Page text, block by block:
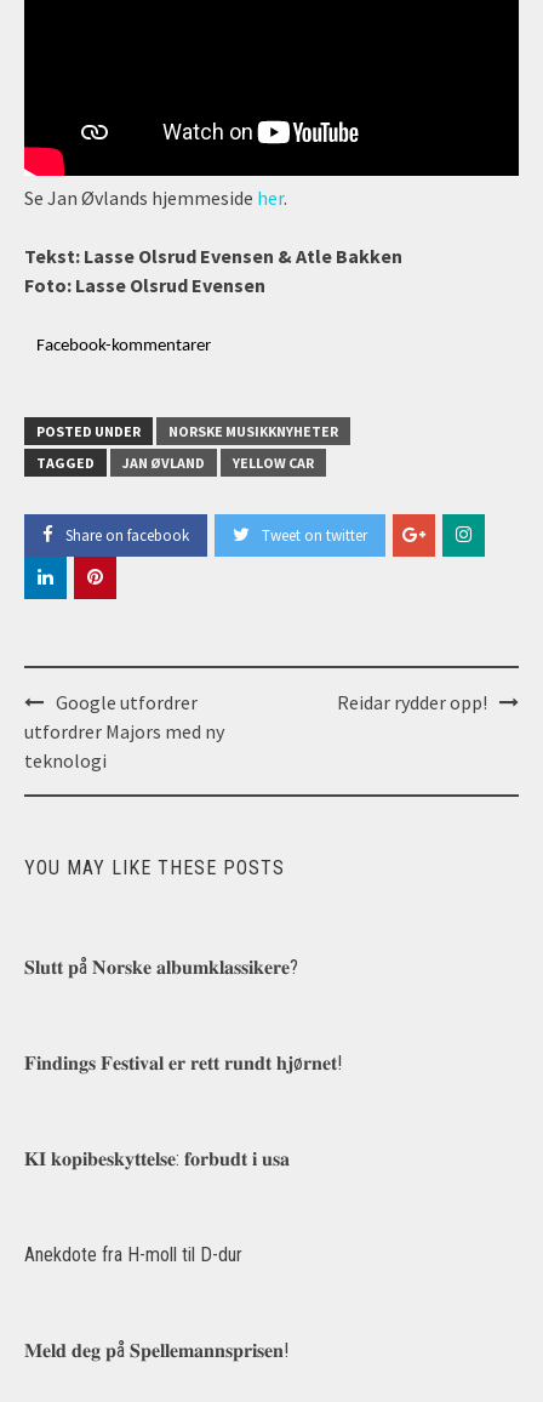
Se Jan Øvlands hjemmeside her.
Tekst: Lasse Olsrud Evensen & Atle Bakken
Foto: Lasse Olsrud Evensen
Facebook-kommentarer
POSTED UNDER
NORSKE MUSIKKNYHETER
TAGGED
JAN ØVLAND YELLOW CAR
Share on facebook Tweet on twitter
Post
navigation
Google utfordrer
utfordrer Majors med ny
teknologi
Reidar rydder opp!
YOU MAY LIKE THESE POSTS
𝐒𝐥𝐮𝐭𝐭 𝐩å 𝐍𝐨𝐫𝐬𝐤𝐞 𝐚𝐥𝐛𝐮𝐦𝐤𝐥𝐚𝐬𝐬𝐢𝐤𝐞𝐫𝐞?
𝐅𝐢𝐧𝐝𝐢𝐧𝐠𝐬 𝐅𝐞𝐬𝐭𝐢𝐯𝐚𝐥 𝐞𝐫 𝐫𝐞𝐭𝐭 𝐫𝐮𝐧𝐝𝐭 𝐡𝐣ø𝐫𝐧𝐞𝐭!
𝐊𝐈 𝐤𝐨𝐩𝐢𝐛𝐞𝐬𝐤𝐲𝐭𝐭𝐞𝐥𝐬𝐞: 𝐟𝐨𝐫𝐛𝐮𝐝𝐭 𝐢 𝐮𝐬𝐚
Anekdote fra H-moll til D-dur
𝐌𝐞𝐥𝐝 𝐝𝐞𝐠 𝐩å 𝐒𝐩𝐞𝐥𝐥𝐞𝐦𝐚𝐧𝐧𝐬𝐩𝐫𝐢𝐬𝐞𝐧!